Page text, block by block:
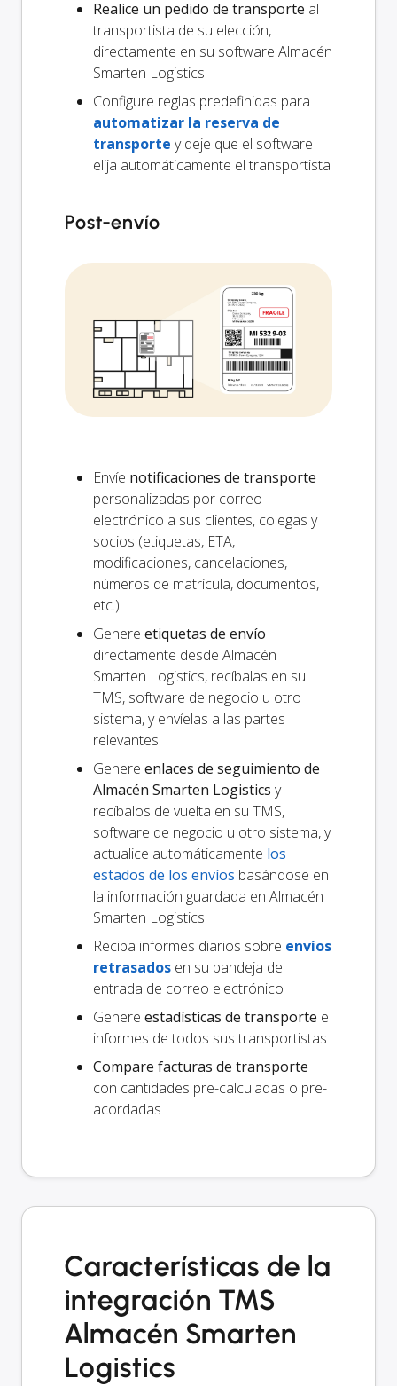
Realice un pedido de transporte al
transportista de su elección,
directamente en su software Almacén
Smarten Logistics
Configure reglas predefinidas para
automatizar la reserva de
transporte y deje que el software
elija automáticamente el transportista
Post-envío
Envíe notificaciones de transporte
personalizadas por correo
electrónico a sus clientes, colegas y
socios (etiquetas, ETA,
modificaciones, cancelaciones,
números de matrícula, documentos,
etc.)
Genere etiquetas de envío
directamente desde Almacén
Smarten Logistics, recíbalas en su
TMS, software de negocio u otro
sistema, y envíelas a las partes
relevantes
Genere enlaces de seguimiento de
Almacén Smarten Logistics y
recíbalos de vuelta en su TMS,
software de negocio u otro sistema, y
actualice automáticamente los
estados de los envíos basándose en
la información guardada en Almacén
Smarten Logistics
Reciba informes diarios sobre envíos
retrasados en su bandeja de
entrada de correo electrónico
Genere estadísticas de transporte e
informes de todos sus transportistas
Compare facturas de transporte
con cantidades pre-calculadas o pre-
acordadas
Características de la
integración TMS
Almacén Smarten
Logistics